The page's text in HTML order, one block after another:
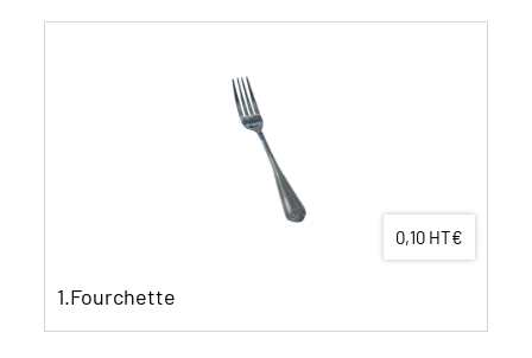
0,10 HT€
1.Fourchette